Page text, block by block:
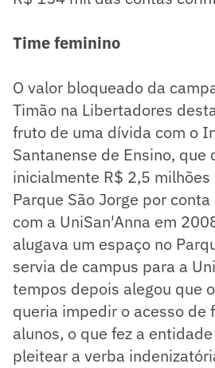
Time feminino
O valor bloqueado da
Timão na Libertadores
fruto de uma dívida com o
Santanense de Ensino, que
inicialmente R$ 2,5
Parque São Jorge por
com a UniSan'Anna em
alugava um espaço no
servia de campus para a
tempos depois alegou que
queria impedir o acesso de
alunos, o que fez a
pleitear a verba